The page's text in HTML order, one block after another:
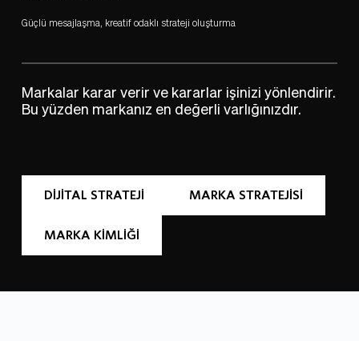
Güçlü mesajlaşma, kreatif odaklı strateji oluşturma
Bu yüzden markanız en değerli varlığınızdır.
DİJİTAL STRATEJİ MARKA STRATEJİSİ
MARKA KİMLİĞİ